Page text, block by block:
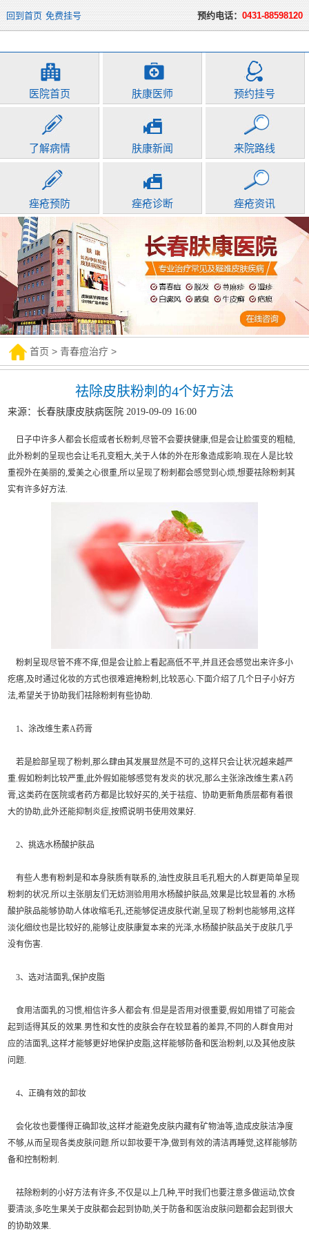
回到首页 免费挂号 预约电话：0431-88598120
医院首页 肤康医师 预约挂号
了解病情 肤康新闻 来院路线
痤疮预防 痤疮诊断 痤疮资讯
首页 >青春痘治疗 >
祛除皮肤粉刺的4个好方法
来源：长春肤康皮肤病医院 2019-09-09 16:00
日子中许多人都会长痘或者长粉刺,尽管不会要挟健康,但是会让脸蛋变的粗糙,
此外粉刺的呈现也会让毛孔变粗大,关于人体的外在形象造成影响.现在人是比较
重视外在美丽的,爱美之心很重,所以呈现了粉刺都会感觉到心烦,想要祛除粉刺其
实有许多好方法.
粉刺呈现尽管不疼不痒,但是会让脸上看起高低不平,并且还会感觉出来许多小
疙瘩,及时通过化妆的方式也很难遮掩粉刺,比较恶心.下面介绍了几个日子小好方
法,希望关于协助我们祛除粉刺有些协助.
1、涂改维生素A药膏
若是脸部呈现了粉刺,那么肆由其发展显然是不可的,这样只会让状况越来越严
重.假如粉刺比较严重,此外假如能够感觉有发炎的状况,那么主张涂改维生素A药
膏,这类药在医院或者药方都是比较好买的,关于祛痘、协助更新角质层都有着很
大的协助,此外还能抑制炎症,按照说明书使用效果好.
2、挑选水杨酸护肤品
有些人患有粉刺是和本身肤质有联系的,油性皮肤且毛孔粗大的人群更简单呈现
粉刺的状况.所以主张朋友们无妨测验用用水杨酸护肤品,效果是比较显着的.水杨
酸护肤品能够协助人体收缩毛孔,还能够促进皮肤代谢,呈现了粉刺也能够用,这样
淡化细纹也是比较好的,能够让皮肤康复本来的光泽,水杨酸护肤品关于皮肤几乎
没有伤害.
3、选对洁面乳,保护皮脂
食用洁面乳的习惯,相信许多人都会有.但是是否用对很重要,假如用错了可能会
起到适得其反的效果.男性和女性的皮肤会存在较显着的差异,不同的人群食用对
应的洁面乳,这样才能够更好地保护皮脂,这样能够防备和医治粉刺,以及其他皮肤
问题.
4、正确有效的卸妆
会化妆也要懂得正确卸妆,这样才能避免皮肤内藏有矿物油等,造成皮肤洁净度
不够,从而呈现各类皮肤问题.所以卸妆要干净,做到有效的清洁再睡觉,这样能够防
备和控制粉刺.
祛除粉刺的小好方法有许多,不仅是以上几种,平时我们也要注意多做运动,饮食
要清淡,多吃生果关于皮肤都会起到协助,关于防备和医治皮肤问题都会起到很大
的协助效果.